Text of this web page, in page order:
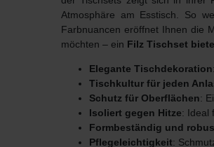
Atmosphäre am Esstisch. So
Farbnuancen eröffnet Ihnen die
möchten – ein Filz Tischset
Elegante Tischdekoration
Tischkultur für jeden
Schutz für Oberflächen:
Isoliert gegen Hitze: Ideal
Formbeständig und
Pflegeleichtigkeit: